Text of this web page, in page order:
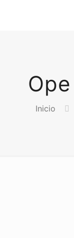
Inicio